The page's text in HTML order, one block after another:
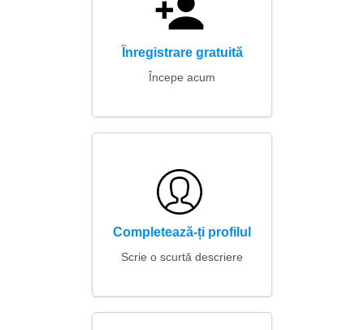
Înregistrare gratuită
Începe acum
Completează-ți profilul
Scrie o scurtă descriere